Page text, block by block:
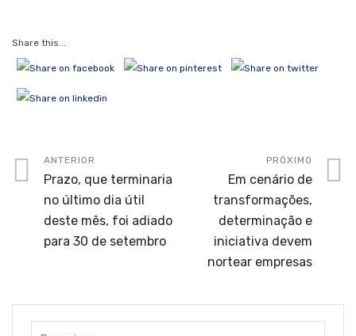
Share this...
ANTERIOR
Prazo, que terminaria
no último dia útil
deste mês, foi adiado
para 30 de setembro
PRÓXIMO
Em cenário de
transformações,
determinação e
iniciativa devem
nortear empresas